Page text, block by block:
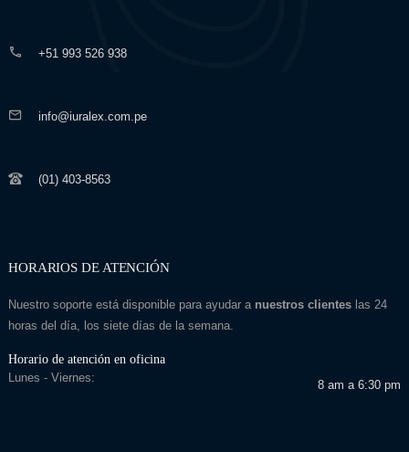
+51 993 526 938
info@iuralex.com.pe
(01) 403-8563
HORARIOS DE ATENCIÓN
Nuestro soporte está disponible para ayudar a nuestros clienteslas 24
horas del día, los siete días de la semana.
Horario de atención en oficina
Lunes - Viernes:
8 am a 6:30 pm